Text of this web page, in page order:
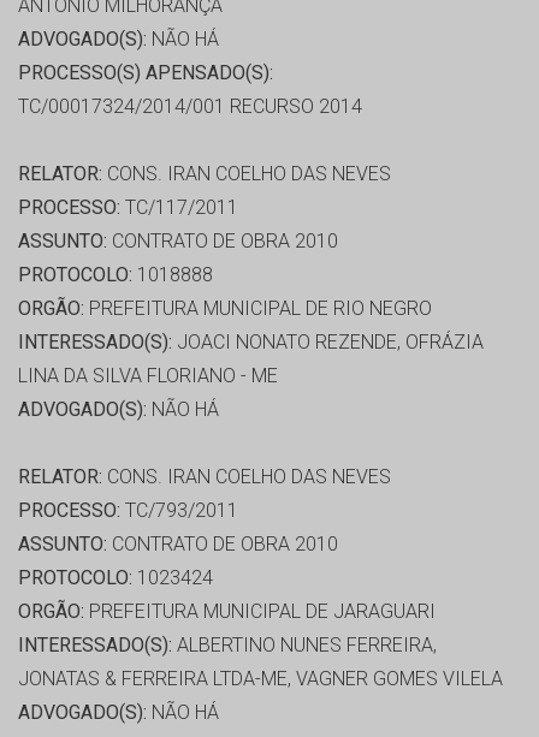
ANTONIO MILHORANÇA
ADVOGADO(S): NÃO HÁ
PROCESSO(S) APENSADO(S):
TC/00017324/2014/001 RECURSO 2014
RELATOR: CONS. IRAN COELHO DAS NEVES
PROCESSO: TC/117/2011
ASSUNTO: CONTRATO DE OBRA 2010
PROTOCOLO: 1018888
ORGÃO: PREFEITURA MUNICIPAL DE RIO NEGRO
INTERESSADO(S): JOACI NONATO REZENDE, OFRÁZIA
LINA DA SILVA FLORIANO - ME
ADVOGADO(S): NÃO HÁ
RELATOR: CONS. IRAN COELHO DAS NEVES
PROCESSO: TC/793/2011
ASSUNTO: CONTRATO DE OBRA 2010
PROTOCOLO: 1023424
ORGÃO: PREFEITURA MUNICIPAL DE JARAGUARI
INTERESSADO(S): ALBERTINO NUNES FERREIRA,
JONATAS & FERREIRA LTDA-ME, VAGNER GOMES VILELA
ADVOGADO(S): NÃO HÁ